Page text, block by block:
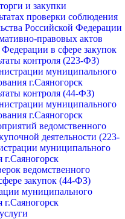
и закупки
проверки соблюдения
Российской Федерации
правовых актов
в сфере закупок
контроля (223-ФЗ)
муниципального
г.Саяногорск
контроля (44-ФЗ)
муниципального
г.Саяногорск
ведомственного
деятельности (223-
муниципального
г.Саяногорск
ведомственного
закупок (44-ФЗ)
муниципального
г.Саяногорск